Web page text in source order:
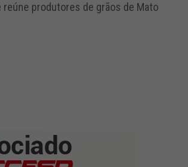
reúne produtores de grãos de Mato